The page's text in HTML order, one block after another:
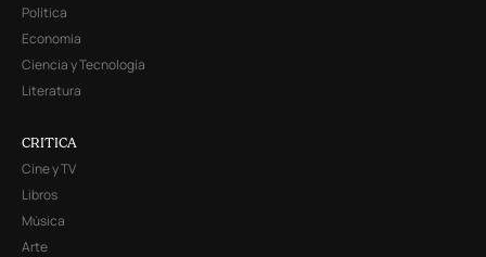
Política
Economía
Ciencia y Tecnología
Literatura
CRITICA
Cine y TV
Libros
Música
Arte